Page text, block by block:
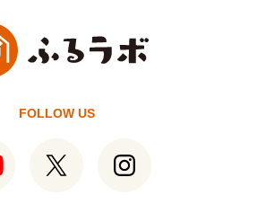
FOLLOW US